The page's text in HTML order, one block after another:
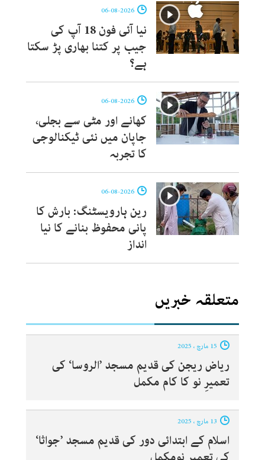
نیا آئی فون 18 آپ کی
جیب پر کتنا بھاری پڑ سکتا
ہے؟
کھانے اور مٹی سے بجلی،
جاپان میں نئی ٹیکنالوجی
کا تجربہ
رین ہارویسٹنگ: بارش کا
پانی محفوظ بنانے کا نیا
انداز
متعلقہ خبریں
ریاض ریجن کی قدیم مسجد ’الروسا‘ کی
تعمیرِ نو کا کام مکمل
اسلام کے ابتدائی دور کی قدیم مسجد ’جواثا‘